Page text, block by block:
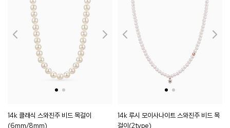
14k 클래식 스와진주 비드 목걸이
(6mm/8mm)
14k 루시 모이사나이트 스와진주 비드 목
걸이(2type)